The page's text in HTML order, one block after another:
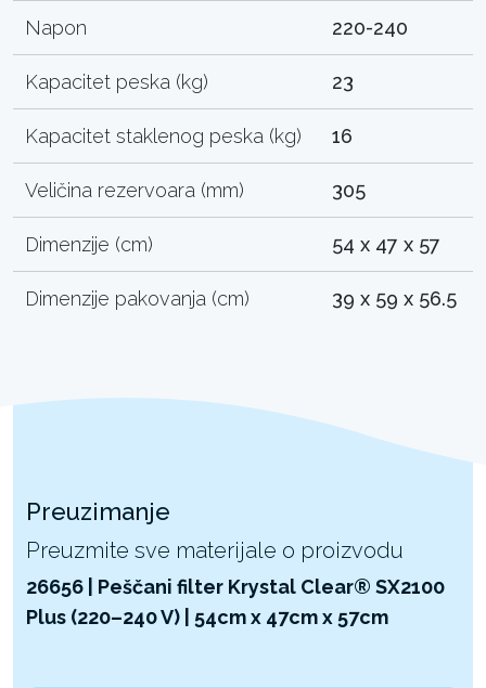
Napon 220-240
Kapacitet peska (kg) 23
Kapacitet staklenog peska (kg) 16
Veličina rezervoara (mm) 305
Dimenzije (cm) 54 x 47 x 57
Dimenzije pakovanja (cm) 39 x 59 x 56.5
Preuzimanje
Preuzmite sve materijale o proizvodu
26656 | Peščani filter Krystal Clear® SX2100
Plus (220–240 V) | 54cm x 47cm x 57cm